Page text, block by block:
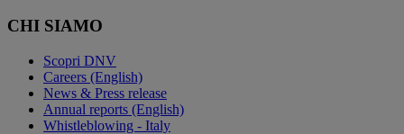
CHI SIAMO
Scopri DNV
Careers (English)
News & Press release
Annual reports (English)
Whistleblowing - Italy